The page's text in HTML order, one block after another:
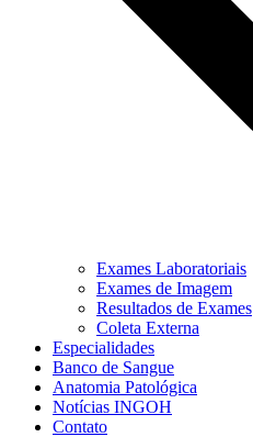
Exames Laboratoriais
Exames de Imagem
Resultados de Exames
Coleta Externa
Especialidades
Banco de Sangue
Anatomia Patológica
Notícias INGOH
Contato